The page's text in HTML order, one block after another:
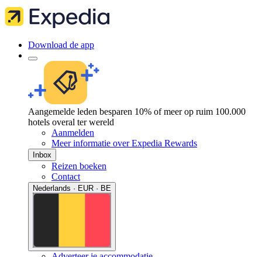
Download de app
Aangemelde leden besparen 10% of meer op ruim 100.000
hotels overal ter wereld
Aanmelden
Meer informatie over Expedia Rewards
Inbox
Reizen boeken
Contact
Nederlands · EUR · BE